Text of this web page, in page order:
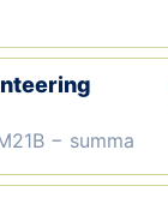
− summa